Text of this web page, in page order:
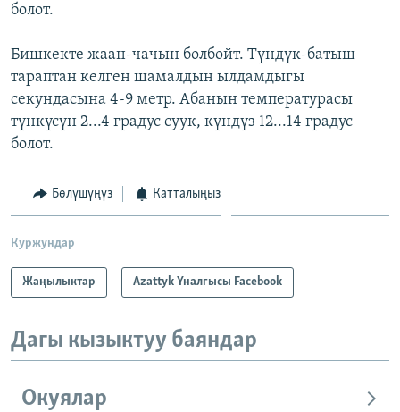
болот.
Бишкекте жаан-чачын болбойт. Түндүк-батыш
тараптан келген шамалдын ылдамдыгы
секундасына 4-9 метр. Абанын температурасы
түнкүсүн 2...4 градус суук, күндүз 12...14 градус
болот.
Бөлүшүңүз Катталыңыз
Куржундар
Жаңылыктар Azattyk Үналгысы Facebook
Дагы кызыктуу баяндар
Окуялар